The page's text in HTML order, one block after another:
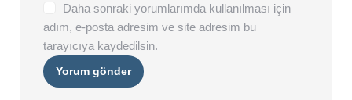
Daha sonraki yorumlarımda kullanılması için
adım, e-posta adresim ve site adresim bu
tarayıcıya kaydedilsin.